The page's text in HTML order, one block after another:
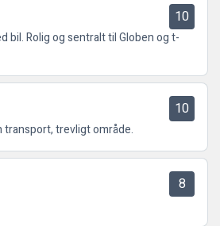
10
bil. Rolig og sentralt til Globen og t-
10
transport, trevligt område.
8